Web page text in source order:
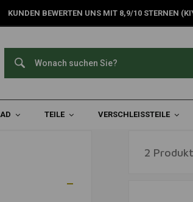
KUNDEN BEWERTEN UNS MIT 8,9/10 STERNEN
TEILE VERSCHLEISSTEILE
Kabel & Rohre Kraftstoffleitungen
2